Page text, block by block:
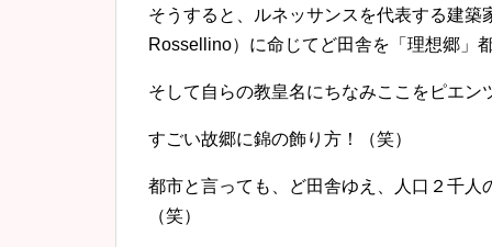
そうすると、ルネッサンスを代表する建
Rossellino）に命じてど田舎を「理想郷」
そして自らの教皇名にちなみここをピエン
すごい故郷に錦の飾り方！（笑）
都市と言っても、ど田舎ゆえ、人口２千
（笑）